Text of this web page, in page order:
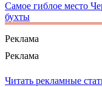
Самое гиблое место
бухты
Реклама
Реклама
Читать рекламные